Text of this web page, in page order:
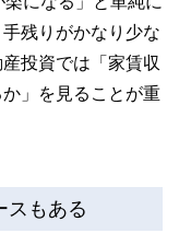
残りがかなり少な
投資では「家賃収
」を見ることが重
スもある